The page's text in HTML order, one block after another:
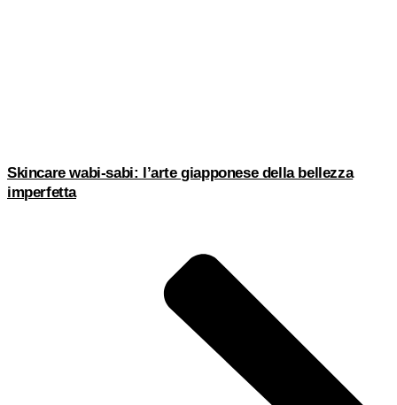
Skincare wabi-sabi: l’arte giapponese della bellezza
imperfetta